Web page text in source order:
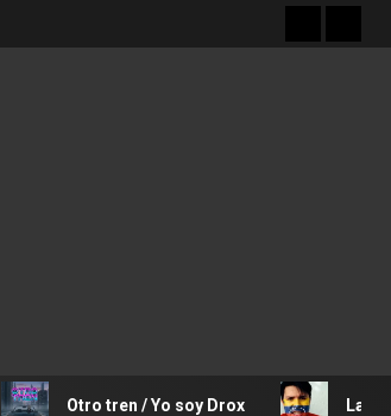
Otro tren / Yo soy Drox La Canción